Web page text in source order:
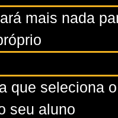
mais nada
que seleciona
seu aluno